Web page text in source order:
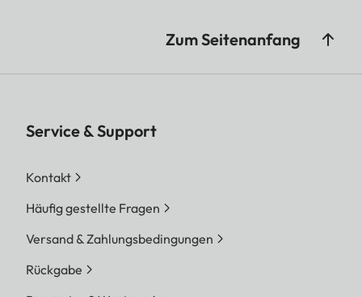
Zum Seitenanfang
Service & Support
Kontakt
Häufig gestellte Fragen
Versand & Zahlungsbedingungen
Rückgabe